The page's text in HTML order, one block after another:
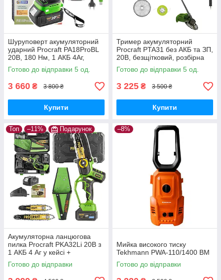
Шуруповерт акумуляторний
ударний Procraft PA18ProBL
20В, 180 Нм, 1 АКБ 4Аг,
зарядний 2А, кейс,
безщітковий дриль-
Готово до відправки 5 од.
3 660 ₴ 3 800 ₴
Купити
Тример акумуляторний
Procraft PTA31 без АКБ та ЗП,
20В, безщітковий, розбірна
штанга, велосипедна ручка
Готово до відправки 5 од.
3 225 ₴ 3 500 ₴
Купити
Топ –11% Подарунок
Акумуляторна ланцюгова
пилка Procraft PKA32Li 20В з
1 АКБ 4 Аг у кейсі +
додатковий АКБ 4 Аг Type-C,
2 шини 6"/8"
Готово до відправки
–8%
Мийка високого тиску
Tekhmann PWA-110/1400 BM
Готово до відправки